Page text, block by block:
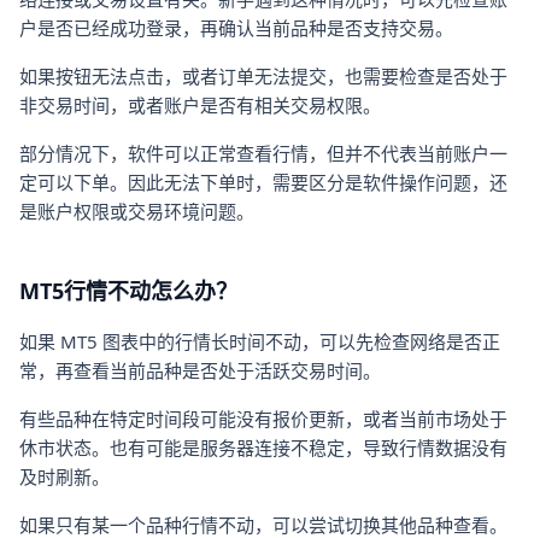
户是否已经成功登录，再确认当前品种是否支持交易。
如果按钮无法点击，或者订单无法提交，也需要检查是否处于
非交易时间，或者账户是否有相关交易权限。
部分情况下，软件可以正常查看行情，但并不代表当前账户一
定可以下单。因此无法下单时，需要区分是软件操作问题，还
是账户权限或交易环境问题。
MT5行情不动怎么办？
如果 MT5 图表中的行情长时间不动，可以先检查网络是否正
常，再查看当前品种是否处于活跃交易时间。
有些品种在特定时间段可能没有报价更新，或者当前市场处于
休市状态。也有可能是服务器连接不稳定，导致行情数据没有
及时刷新。
如果只有某一个品种行情不动，可以尝试切换其他品种查看。